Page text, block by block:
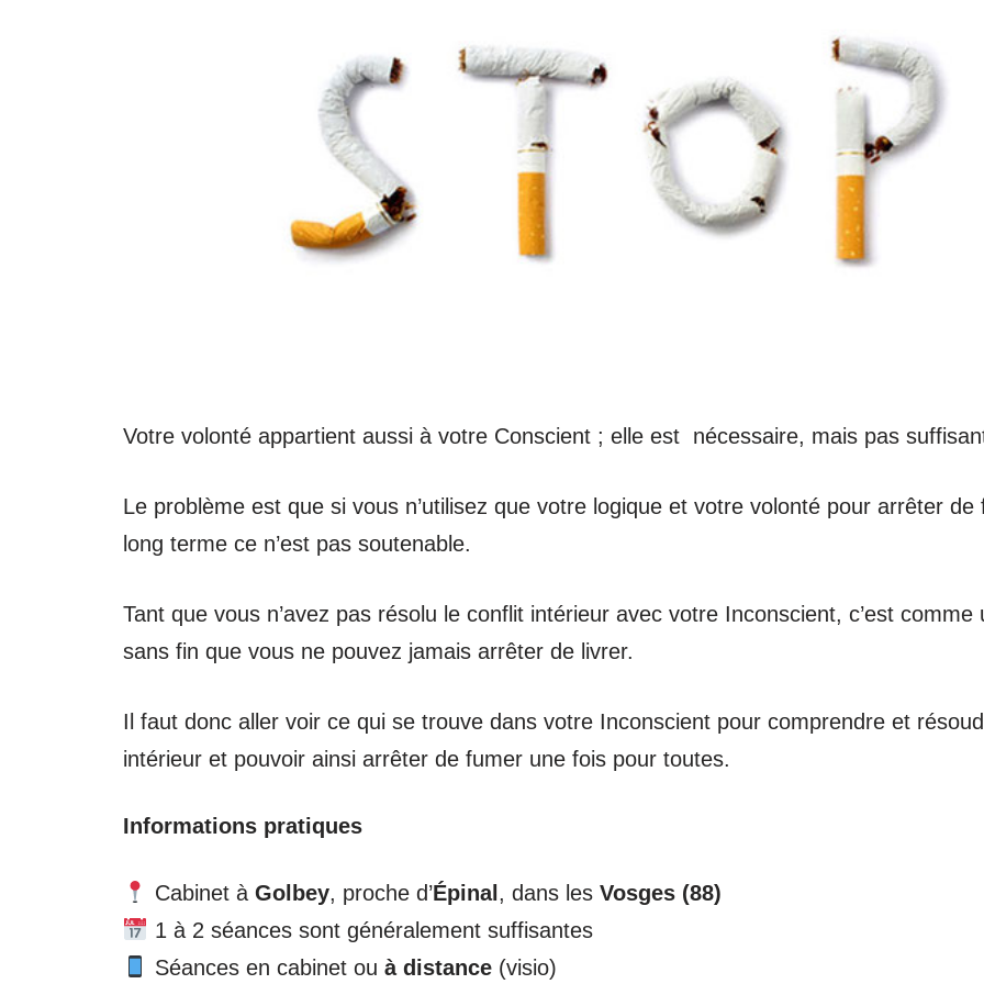
Votre volonté appartient aussi à votre Conscient ; elle est nécessaire, mais pas
Le problème est que si vous n’utilisez que votre logique et votre volonté pour arrêter de
long terme ce n’est pas soutenable.
Tant que vous n’avez pas résolu le conflit intérieur avec votre Inconscient, c’est comme
sans fin que vous ne pouvez jamais arrêter de livrer.
Il faut donc aller voir ce qui se trouve dans votre Inconscient pour comprendre et
intérieur et pouvoir ainsi arrêter de fumer une fois pour toutes.
Informations pratiques
Cabinet à Golbey, proche d’Épinal , dans les Vosges (88)
1 à 2 séances sont généralement suffisantes
Séances en cabinet ou à distance(visio)